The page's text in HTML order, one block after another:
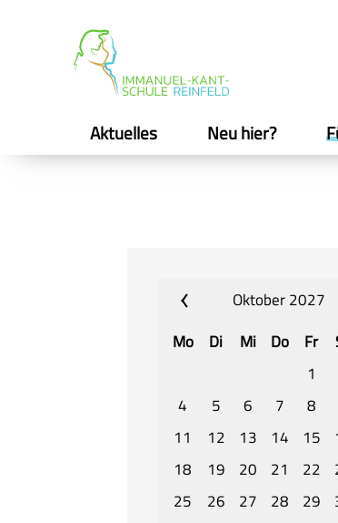
Aktuelles Neu hier?
Oktober 2027
Mo
Di Mi Do Fr
1
4
5 6 7 8
11
12 13 14 15
18
19 20 21 22
25
26 27 28 29